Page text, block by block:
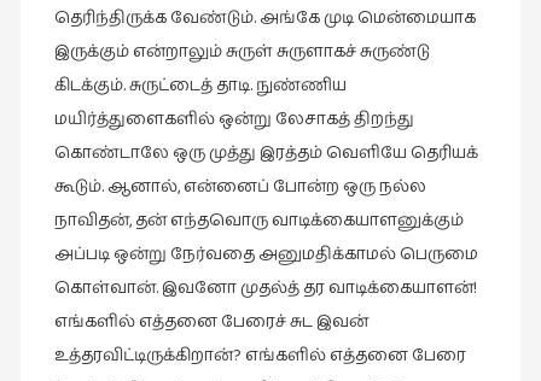
தெரிந்திருக்க வேண்டும். அங்கே முடி மென்மையாக
இருக்கும் என்றாலும் சுருள் சுருளாகச் சுருண்டு
கிடக்கும். சுருட்டைத் தாடி. நுண்ணிய
மயிர்த்துளைகளில் ஒன்று லேசாகத் திறந்து
கொண்டாலே ஒரு முத்து இரத்தம் வெளியே தெரியக்
கூடும். ஆனால், என்னைப் போன்ற ஒரு நல்ல
நாவிதன், தன் எந்தவொரு வாடிக்கையாளனுக்கும்
அப்படி ஒன்று நேர்வதை அனுமதிக்காமல் பெருமை
கொள்வான். இவனோ முதல்த் தர வாடிக்கையாளன்!
எங்களில் எத்தனை பேரைச் சுட இவன்
உத்தரவிட்டிருக்கிறான்? எங்களில் எத்தனை பேரை